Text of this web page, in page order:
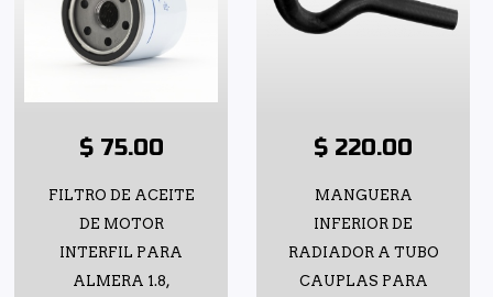
$ 75.00
FILTRO DE ACEITE
DE MOTOR
INTERFIL PARA
ALMERA 1.8,
$ 220.00
MANGUERA
INFERIOR DE
RADIADOR A TUBO
CAUPLAS PARA